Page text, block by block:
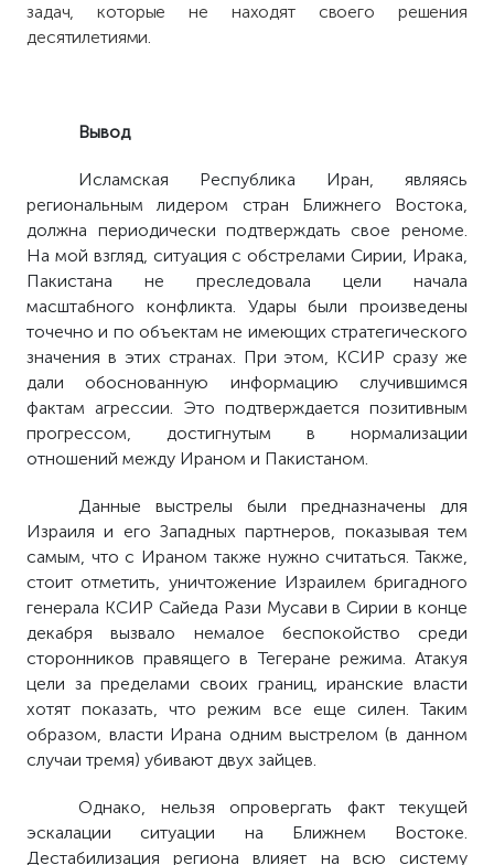
задач, которые не находят своего решения
десятилетиями.
Вывод
Исламская Республика Иран, являясь
региональным лидером стран Ближнего Востока,
должна периодически подтверждать свое реноме.
На мой взгляд, ситуация с обстрелами Сирии, Ирака,
Пакистана не преследовала цели начала
масштабного конфликта. Удары были произведены
точечно и по объектам не имеющих стратегического
значения в этих странах. При этом, КСИР сразу же
дали обоснованную информацию случившимся
фактам агрессии. Это подтверждается позитивным
прогрессом, достигнутым в нормализации
отношений между Ираном и Пакистаном.
Данные выстрелы были предназначены для
Израиля и его Западных партнеров, показывая тем
самым, что с Ираном также нужно считаться. Также,
стоит отметить, уничтожение Израилем бригадного
генерала КСИР Сайеда Рази Мусави в Сирии в конце
декабря вызвало немалое беспокойство среди
сторонников правящего в Тегеране режима. Атакуя
цели за пределами своих границ, иранские власти
хотят показать, что режим все еще силен. Таким
образом, власти Ирана одним выстрелом (в данном
случаи тремя) убивают двух зайцев.
Однако, нельзя опровергать факт текущей
эскалации ситуации на Ближнем Востоке.
Дестабилизация региона влияет на всю систему